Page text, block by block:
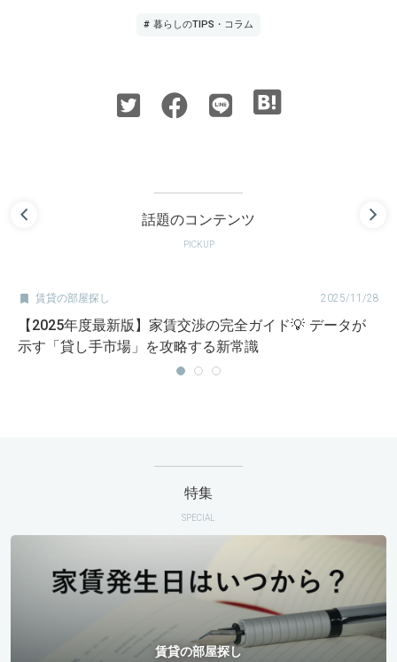
# 暮らしのTIPS・コラム
話題のコンテンツ
PICKUP
 賃貸の部屋探し 2025/11/28
【2025年度最新版】家賃交渉の完全ガイド💡 データが
示す「貸し手市場」を攻略する新常識
特集
SPECIAL
賃貸の部屋探し